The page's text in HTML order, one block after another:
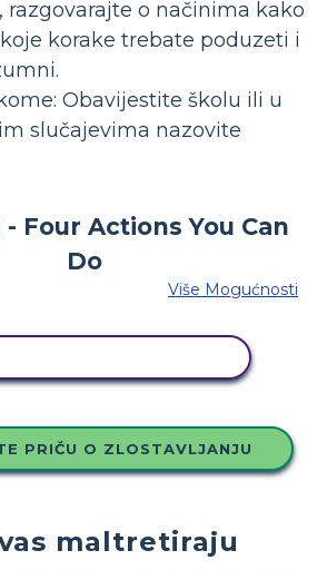
razgovarajte o načinima kako
korake trebate poduzeti i
Obavijestite školu ili u
slučajevima nazovite
Više Mogućnosti
PRIČU O ZLOSTAVLJANJU
maltretiraju